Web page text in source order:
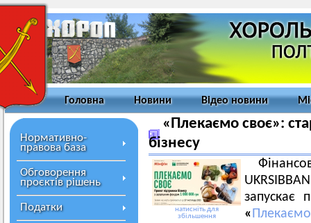
Головна Новини Відео новини
Нормативно-
правова база
Обговорення
проєктів рішень
Податки
«Плекаємо своє»:
бізнесу
натисніть для
збільшення
запускає
«